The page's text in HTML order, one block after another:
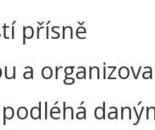
přísně
a